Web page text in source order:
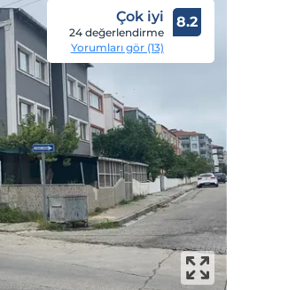
Çok iyi
24 değerlendirme
Yorumları gör (13)
8.2